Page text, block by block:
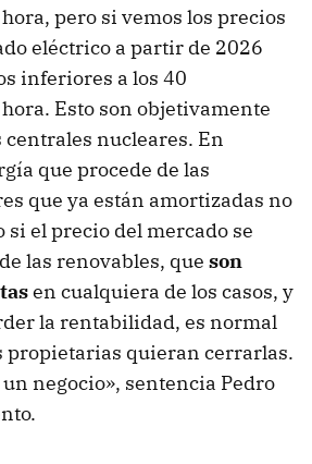
pero si vemos los precios
eléctrico a partir de 2026
inferiores a los 40
Esto son objetivamente
nucleares. En
que procede de las
que ya están amortizadas no
si el precio del mercado se
las renovables, que son
en cualquiera de los casos, y
la rentabilidad, es normal
propietarias quieran cerrarlas.
negocio», sentencia Pedro